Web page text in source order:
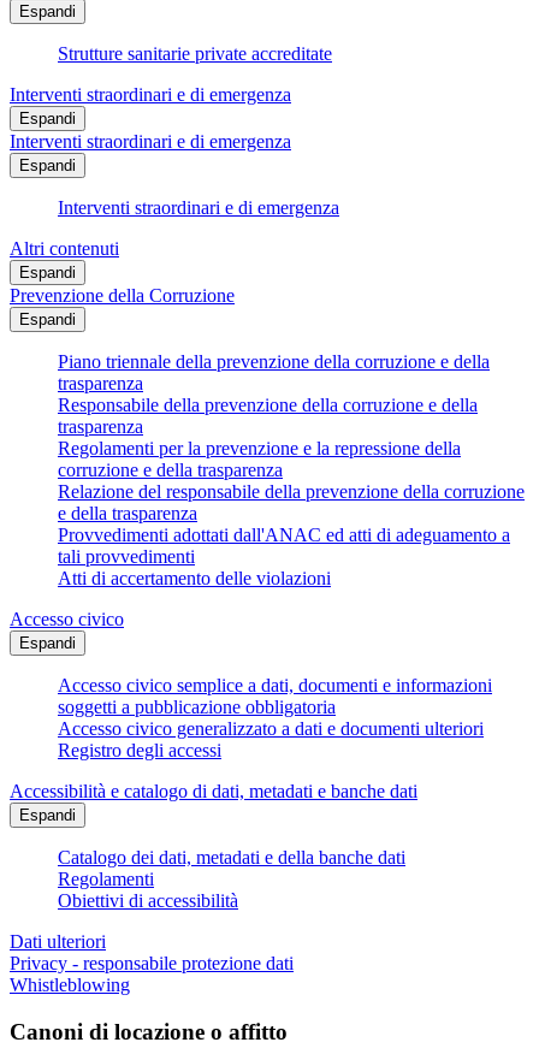
Espandi
Strutture sanitarie private accreditate
Interventi straordinari e di emergenza
Espandi
Interventi straordinari e di emergenza
Espandi
Interventi straordinari e di emergenza
Altri contenuti
Espandi
Prevenzione della Corruzione
Espandi
Piano triennale della prevenzione della corruzione e della
trasparenza
Responsabile della prevenzione della corruzione e della
trasparenza
Regolamenti per la prevenzione e la repressione della
corruzione e della trasparenza
Relazione del responsabile della prevenzione della corruzione
e della trasparenza
Provvedimenti adottati dall'ANAC ed atti di adeguamento a
tali provvedimenti
Atti di accertamento delle violazioni
Accesso civico
Espandi
Accesso civico semplice a dati, documenti e informazioni
soggetti a pubblicazione obbligatoria
Accesso civico generalizzato a dati e documenti ulteriori
Registro degli accessi
Accessibilità e catalogo di dati, metadati e banche dati
Espandi
Catalogo dei dati, metadati e della banche dati
Regolamenti
Obiettivi di accessibilità
Dati ulteriori
Privacy - responsabile protezione dati
Whistleblowing
Canoni di locazione o affitto